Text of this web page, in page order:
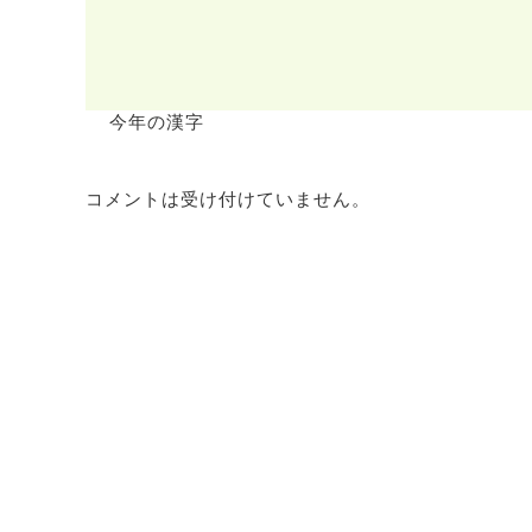
今年の漢字
コメントは受け付けていません。